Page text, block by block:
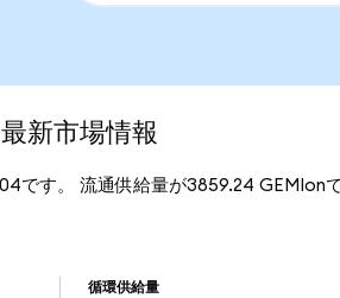
市場情報
す。 流通供給量が3859.24 GEMIonで
循環供給量